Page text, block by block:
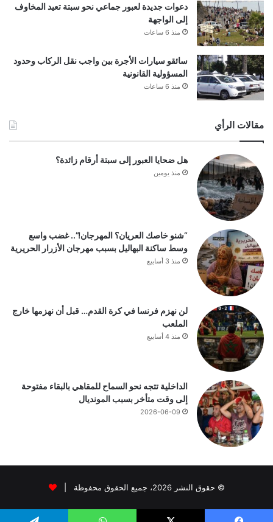
دعوات جديدة لعبور جماعي نحو سبتة تعيد المخاوف
إلى الواجهة
منذ 6 ساعات
سائقو سيارات الأجرة بين واجب نقل الركاب وحدود
المسؤولية القانونية
منذ 6 ساعات
مقالات الرأي
هل ضحايا العبور إلى سبتة أرقام زائدة؟
منذ يومين
“شنو خاصك العريان؟ المهرجان!”.. غضب واسع
وسط ساكنة البهاليل بسبب مهرجان الأزرار الحريرية
منذ 3 أسابيع
لن نهزم فرنسا في كرة القدم… قبل أن نهزمها خارج
الملعب
منذ 4 أسابيع
الداخلية تتجه نحو السماح للمقاهي بالبقاء مفتوحة
إلى وقت متأخر بسبب المونديال
2026-06-09
© حقوق النشر 2026، جميع الحقوق محفوظة |